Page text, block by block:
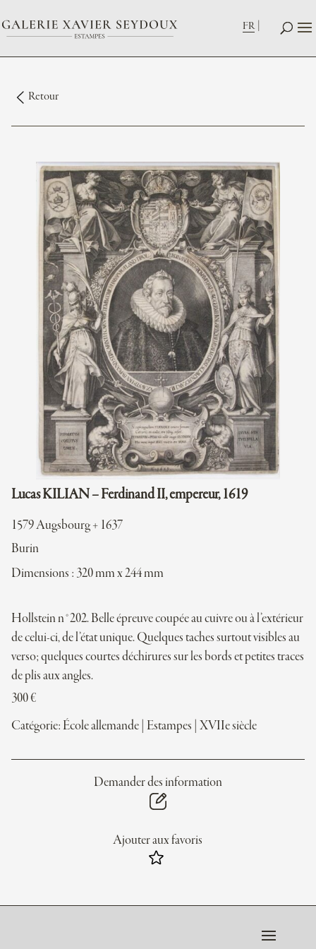
FR
Retour
Lucas KILIAN – Ferdinand II, empereur, 1619
1579 Augsbourg + 1637
Burin
Dimensions : 320 mm x 244 mm
Hollstein n°202. Belle épreuve coupée au cuivre ou à l’extérieur
de celui-ci, de l’état unique. Quelques taches surtout visibles au
verso; quelques courtes déchirures sur les bords et petites traces
de plis aux angles.
300€
Catégorie: École allemande Estampes XVIIe siècle
Demander des information
Ajouter aux favoris